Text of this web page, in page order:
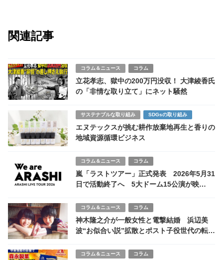
関連記事
コラム＆ニュース コラム
立花孝志、獄中の200万円没収！ 大津綾香氏
の「非情な取り立て」にネット騒然
サステナブルな取り組み SDGsの取り組み
エヌテックスが挑む耕作放棄地再生と香りの
地域資源循環ビジネス
コラム＆ニュース コラム
嵐「ラストツアー」正式発表 2026年5月31
日で活動終了へ 5大ドーム15公演が映
コラム＆ニュース コラム
神木隆之介が一般女性と電撃結婚 浜辺美
波“お似合い説”拡散とポスト子役世代の転換
コラム＆ニュース コラム